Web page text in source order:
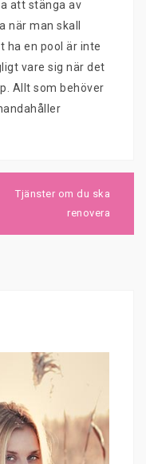
att stänga av
när man skall
ha en pool är inte
vare sig när det
Allt som behöver
Tjänster om du ska
renovera